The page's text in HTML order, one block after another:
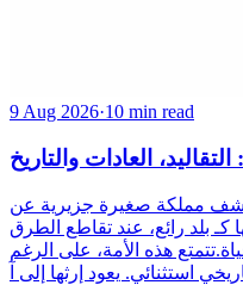
9 Aug 2026·10 min read
التقاليد، العادات والتاريخ
مملكة صغيرة جزيرية عن
بلد رائع، عند تقاطع الطرق
هذه الأمة، على الرغم